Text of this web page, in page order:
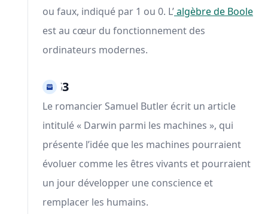
ou faux, indiqué par 1 ou 0. L’algèbre de Boole
est au cœur du fonctionnement des
ordinateurs modernes.
1863
Le romancier Samuel Butler écrit un article
intitulé « Darwin parmi les machines », qui
présente l’idée que les machines pourraient
évoluer comme les êtres vivants et pourraient
un jour développer une conscience et
remplacer les humains.